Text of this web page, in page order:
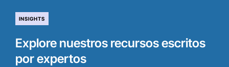
INSIGHTS
Explore nuestros recursos escritos
por expertos